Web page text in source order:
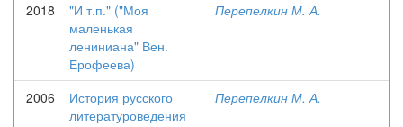
2018
"И т.п." ("Моя
маленькая
лениниана" Вен.
Ерофеева)
Перепелкин М. А.
2006
История русского
литературоведения
Перепелкин М. А.